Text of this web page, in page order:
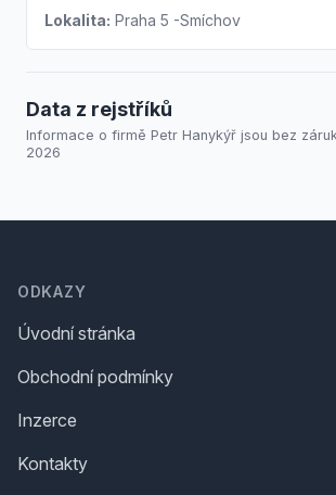
Lokalita: Praha 5 -Smíchov
Data z rejstříků
Informace o firmě Petr Hanykýř jsou bez
2026
ODKAZY
Úvodní stránka
Obchodní podmínky
Inzerce
Kontakty